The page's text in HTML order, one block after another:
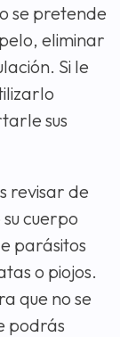
se pretende
eliminar
Si le
sus
revisar de
cuerpo
parásitos
o piojos.
que no se
podrás